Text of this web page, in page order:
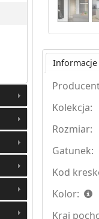
Informacje
Kolekcja:
Rozmiar:
Gatunek:
Kod
Kolor:
Kraj